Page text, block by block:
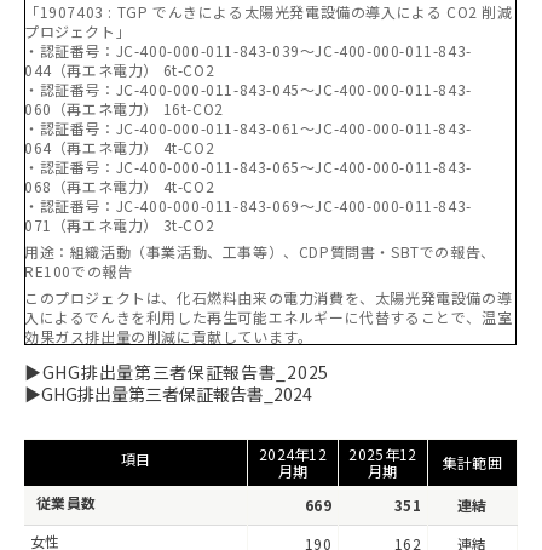
「1907403 : TGP でんきによる太陽光発電設備の導入による CO2 削減
プロジェクト」
・認証番号：JC-400-000-011-843-039～JC-400-000-011-843-
044（再エネ電力） 6t-CO2
・認証番号：JC-400-000-011-843-045～JC-400-000-011-843-
060（再エネ電力） 16t-CO2
・認証番号：JC-400-000-011-843-061～JC-400-000-011-843-
064（再エネ電力） 4t-CO2
・認証番号：JC-400-000-011-843-065～JC-400-000-011-843-
068（再エネ電力） 4t-CO2
・認証番号：JC-400-000-011-843-069～JC-400-000-011-843-
071（再エネ電力） 3t-CO2
用途：組織活動（事業活動、工事等）、CDP質問書・SBTでの報告、
RE100での報告
このプロジェクトは、化石燃料由来の電力消費を、太陽光発電設備の導
入によるでんきを利用した再生可能エネルギーに代替することで、温室
効果ガス排出量の削減に貢献しています。
▶GHG排出量第三者保証報告書_2025
▶GHG排出量第三者保証報告書_2024
項目
2024年12
月期
2025年12
月期
集計範囲
従業員数
669 351
連結
女性
190 162 連結